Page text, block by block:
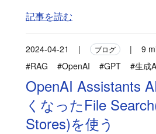
記事を読む
2024-04-21 | ブログ |
9
#RAG
#OpenAI #GPT #生成
OpenAI Assistants
くなったFile
Stores)を使う